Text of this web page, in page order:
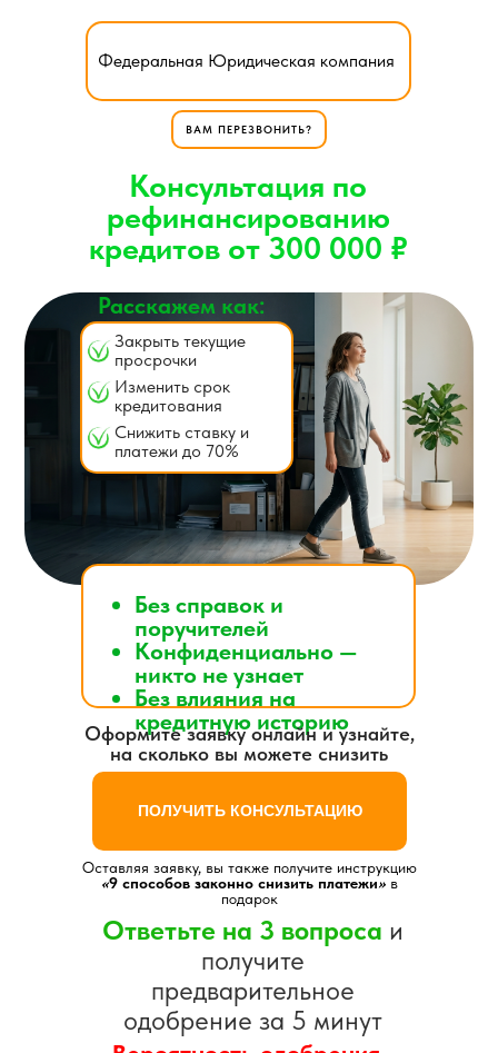
Федеральная Юридическая компания
ВАМ ПЕРЕЗВОНИТЬ?
Без справок и
поручителей
Конфиденциально —
никто не узнает
Без влияния на
кредитную историю
Расскажем как:
Закрыть текущие
просрочки
Снижить ставку и
платежи до 70%
Оформите заявку онлайн и узнайте,
на сколько вы можете снизить
платежи
Оставляя заявку, вы также получите инструкцию
«9 способов законно снизить платежи» в
подарок
Изменить срок
кредитования
ПОЛУЧИТЬ КОНСУЛЬТАЦИЮ
Консультация по
рефинансированию
кредитов от 300 000 ₽
Ответьте на 3 вопроса и
получите
предварительное
одобрение за 5 минут